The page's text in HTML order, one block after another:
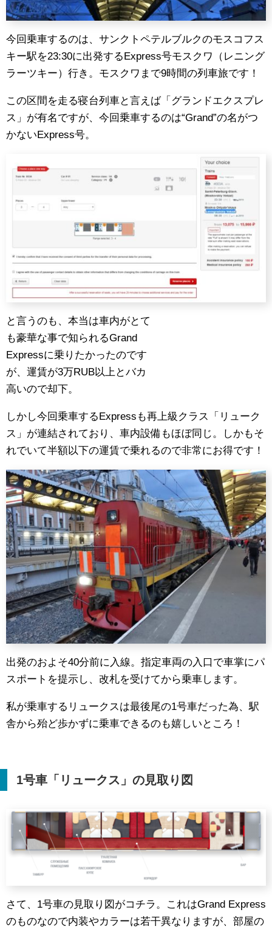
今回乗車するのは、サンクトペテルブルクのモスコフス
キー駅を23:30に出発するExpress号モスクワ（レニング
ラーツキー）行き。モスクワまで9時間の列車旅です！
この区間を走る寝台列車と言えば「グランドエクスプレ
ス」が有名ですが、今回乗車するのは“Grand”の名がつ
かないExpress号。
と言うのも、本当は車内がとて
も豪華な事で知られるGrand
Expressに乗りたかったのです
が、運賃が3万RUB以上とバカ
高いので却下。
しかし今回乗車するExpressも再上級クラス「リューク
ス」が連結されており、車内設備もほぼ同じ。しかもそ
れでいて半額以下の運賃で乗れるので非常にお得です！
出発のおよそ40分前に入線。指定車両の入口で車掌にパ
スポートを提示し、改札を受けてから乗車します。
私が乗車するリュークスは最後尾の1号車だった為、駅
舎から殆ど歩かずに乗車できるのも嬉しいところ！
1号車「リュークス」の見取り図
さて、1号車の見取り図がコチラ。これはGrand Express
のものなので内装やカラーは若干異なりますが、部屋の